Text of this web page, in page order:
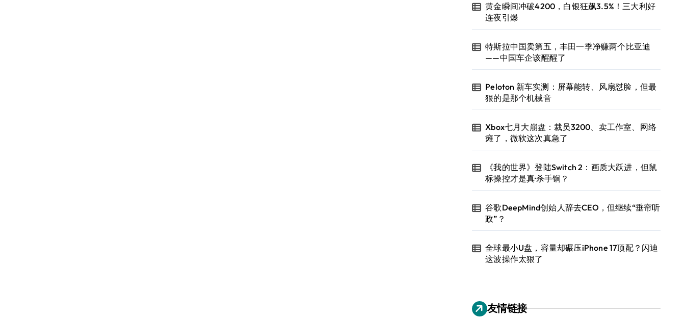
黄金瞬间冲破4200，白银狂飙3.5%！三大利好
连夜引爆
特斯拉中国卖第五，丰田一季净赚两个比亚迪
——中国车企该醒醒了
Peloton 新车实测：屏幕能转、风扇怼脸，但最
狠的是那个机械音
Xbox七月大崩盘：裁员3200、卖工作室、网络
瘫了，微软这次真急了
《我的世界》登陆Switch 2：画质大跃进，但鼠
标操控才是真·杀手锏？
谷歌DeepMind创始人辞去CEO，但继续“垂帘听
政”？
全球最小U盘，容量却碾压iPhone 17顶配？闪迪
这波操作太狠了
友情链接